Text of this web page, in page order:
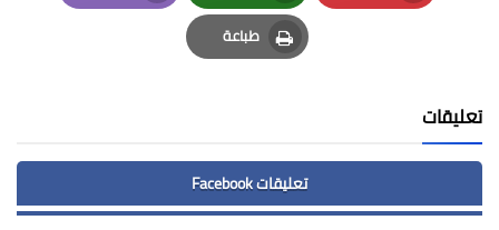
Pinterest
Whatsapp
Email
طباعة
Print
تعليقات
تعليقات Facebook